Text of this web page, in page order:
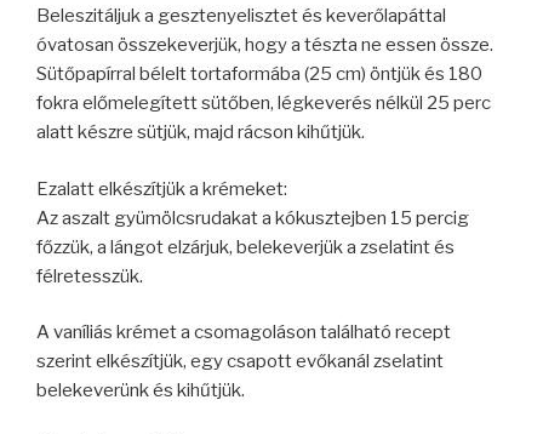
Beleszitáljuk a gesztenyelisztet és keverőlapáttal
óvatosan összekeverjük, hogy a tészta ne essen össze.
Sütőpapírral bélelt tortaformába (25 cm) öntjük és 180
fokra előmelegített sütőben, légkeverés nélkül 25 perc
alatt készre sütjük, majd rácson kihűtjük.
Ezalatt elkészítjük a krémeket:
Az aszalt gyümölcsrudakat a kókusztejben 15 percig
főzzük, a lángot elzárjuk, belekeverjük a zselatint és
félretesszük.
A vaníliás krémet a csomagoláson található recept
szerint elkészítjük, egy csapott evőkanál zselatint
belekeverünk és kihűtjük.